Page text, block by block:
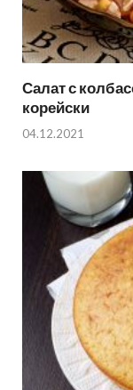
Салат с
корейски
04.12.2021